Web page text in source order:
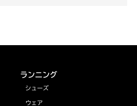
ランニング
シューズ
ウェア